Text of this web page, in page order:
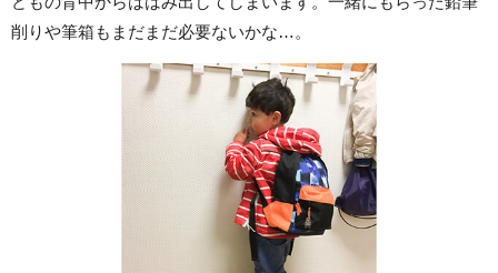
削りや筆箱もまだまだ必要ないかな…。